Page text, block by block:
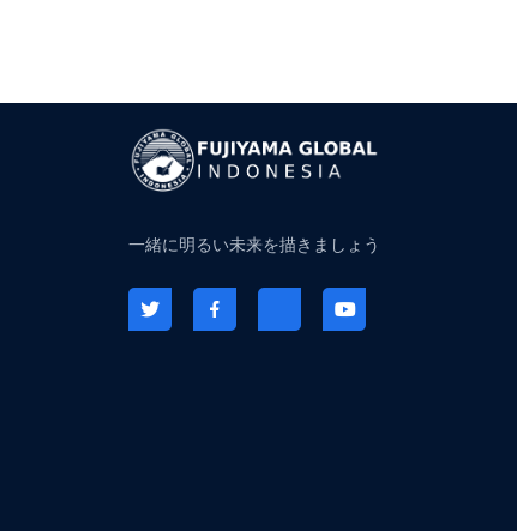
一緒に明るい未来を描きましょう